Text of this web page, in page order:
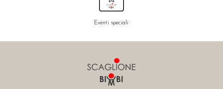
Eventi speciali